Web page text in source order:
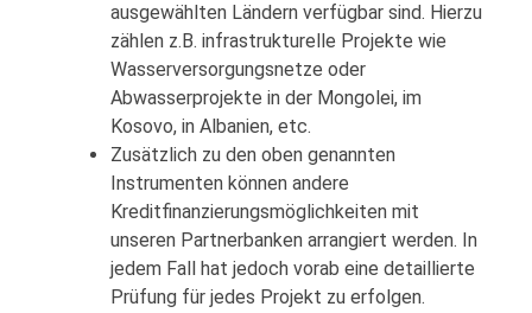
ausgewählten Ländern verfügbar sind. Hierzu
zählen z.B. infrastrukturelle Projekte wie
Wasserversorgungsnetze oder
Abwasserprojekte in der Mongolei, im
Kosovo, in Albanien, etc.
Zusätzlich zu den oben genannten
Instrumenten können andere
Kreditfinanzierungsmöglichkeiten mit
unseren Partnerbanken arrangiert werden. In
jedem Fall hat jedoch vorab eine detaillierte
Prüfung für jedes Projekt zu erfolgen.